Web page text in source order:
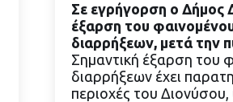
ΔΙΑΒΑΣΤΕ
Σε εγρήγορση ο Δήμος
έξαρση του
διαρρήξεων, μετά την
Σημαντική έξαρση του
διαρρήξεων έχει
περιοχές του